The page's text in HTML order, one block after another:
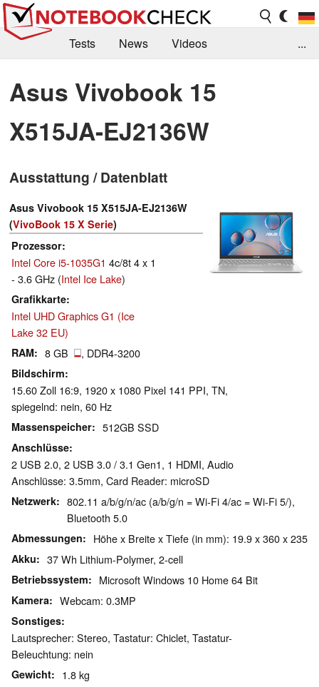
Tests News
Videos
Kaufberatung
Deals Suche
Forum
...
Asus Vivobook 15
X515JA-EJ2136W
Ausstattung / Datenblatt
Asus Vivobook 15 X515JA-EJ2136W
(VivoBook 15 X Serie)
Prozessor
Intel Core i5-1035G1 4c/8t 4 x 1
- 3.6 GHz (Intel Ice Lake)
Grafikkarte
Intel UHD Graphics G1 (Ice
Lake 32 EU)
RAM 8 GB , DDR4-3200
Bildschirm
15.60 Zoll 16:9, 1920 x 1080 Pixel 141 PPI, TN,
spiegelnd: nein, 60 Hz
Massenspeicher 512GB SSD
Anschlüsse
2 USB 2.0, 2 USB 3.0 / 3.1 Gen1, 1 HDMI, Audio
Anschlüsse: 3.5mm, Card Reader: microSD
Netzwerk
802.11 a/b/g/n/ac (a/b/g/n = Wi-Fi 4/ac = Wi-Fi 5/),
Bluetooth 5.0
Abmessungen Höhe x Breite x Tiefe (in mm): 19.9 x 360 x 235
Akku 37 Wh Lithium-Polymer, 2-cell
Betriebssystem Microsoft Windows 10 Home 64 Bit
Kamera Webcam: 0.3MP
Sonstiges
Lautsprecher: Stereo, Tastatur: Chiclet, Tastatur-
Beleuchtung: nein
Gewicht 1.8 kg